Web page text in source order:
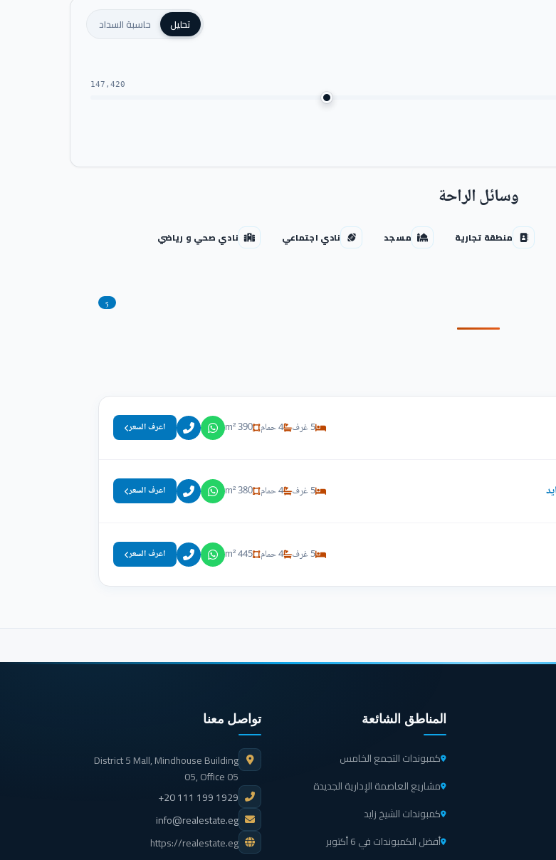
تحليل حاسبة السداد
147,420
وسائل الراحة
منطقة تجارية مسجد نادي اجتماعي نادي صحي و رياضي
5
5 غرف 4 حمام 390 m² اعرف السعر
5 غرف 4 حمام 380 m² اعرف السعر
5 غرف 4 حمام 445 m² اعرف السعر
المناطق الشائعة
كمبوندات التجمع الخامس
مشاريع العاصمة الإدارية الجديدة
كمبوندات الشيخ زايد
أفضل الكمبوندات في 6 أكتوبر
تواصل معنا
District 5 Mall, Mindhouse Building
05, Office 05
+20 111 199 1929
info@realestate.eg
https://realestate.eg